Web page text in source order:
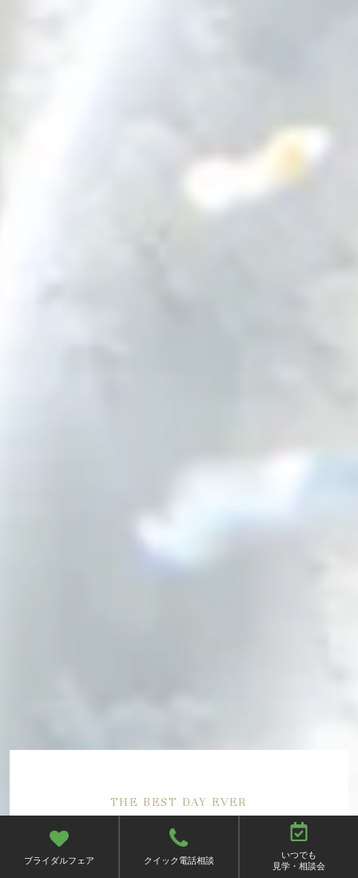
THE BEST DAY EVER
さあ、
ここから一日が、
ブライダルフェア クイック電話相談
いつでも
見学・相談会